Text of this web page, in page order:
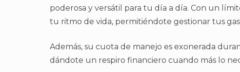
poderosa y versátil para tu día a día. Con un
tu ritmo de vida, permitiéndote gestionar tus
Además, su cuota de manejo es exonerada
dándote un respiro financiero cuando más lo